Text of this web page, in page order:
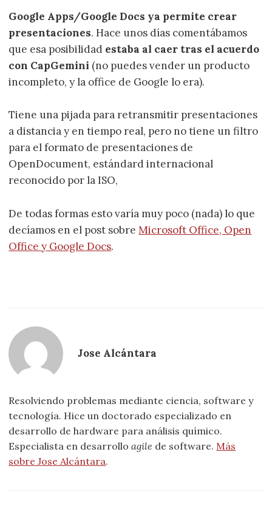
Google Apps/Google Docs ya permite crear
presentaciones. Hace unos días comentábamos
que esa posibilidad estaba al caer tras el acuerdo
con CapGemini (no puedes vender un producto
incompleto, y la office de Google lo era).
Tiene una pijada para retransmitir presentaciones
a distancia y en tiempo real, pero no tiene un filtro
para el formato de presentaciones de
OpenDocument, estándard internacional
reconocido por la ISO,
De todas formas esto varía muy poco (nada) lo que
decíamos en el post sobreMicrosoft Office, Open
Office y Google Docs.
Jose Alcántara
Resolviendo problemas mediante ciencia, software y
tecnología. Hice un doctorado especializado en
desarrollo de hardware para análisis químico.
Especialista en desarrolloagile de software. Más
sobre Jose Alcántara.